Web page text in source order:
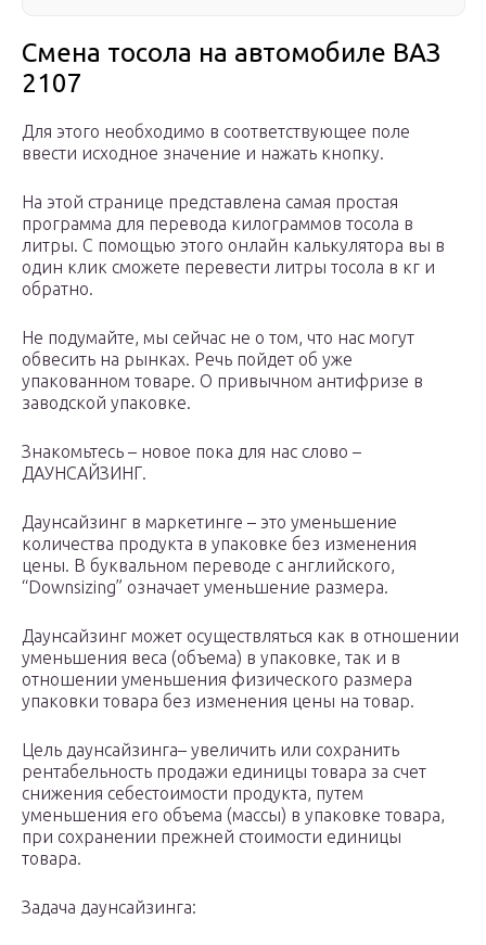
Смена тосола на автомобиле ВАЗ
2107
Для этого необходимо в соответствующее поле
ввести исходное значение и нажать кнопку.
На этой странице представлена самая простая
программа для перевода килограммов тосола в
литры. С помощью этого онлайн калькулятора вы в
один клик сможете перевести литры тосола в кг и
обратно.
Не подумайте, мы сейчас не о том, что нас могут
обвесить на рынках. Речь пойдет об уже
упакованном товаре. О привычном антифризе в
заводской упаковке.
Знакомьтесь – новое пока для нас слово –
ДАУНСАЙЗИНГ.
Даунсайзинг в маркетинге – это уменьшение
количества продукта в упаковке без изменения
цены. В буквальном переводе с английского,
“Downsizing” означает уменьшение размера.
Даунсайзинг может осуществляться как в отношении
уменьшения веса (объема) в упаковке, так и в
отношении уменьшения физического размера
упаковки товара без изменения цены на товар.
Цель даунсайзинга– увеличить или сохранить
рентабельность продажи единицы товара за счет
снижения себестоимости продукта, путем
уменьшения его объема (массы) в упаковке товара,
при сохранении прежней стоимости единицы
товара.
Задача даунсайзинга: